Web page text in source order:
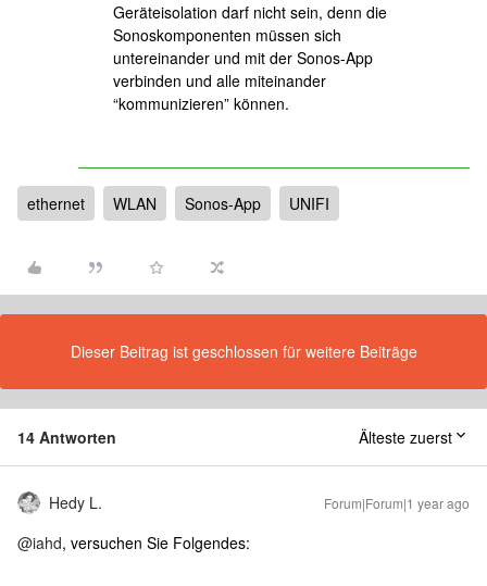
Geräteisolation darf nicht sein, denn die
Sonoskomponenten müssen sich
untereinander und mit der Sonos-App
verbinden und alle miteinander
“kommunizieren” können.
ethernet WLAN Sonos-App UNIFI
Dieser Beitrag ist geschlossen für weitere Beiträge
14 Antworten Älteste zuerst
Hedy L. Forum|Forum|1 year ago
@iahd, versuchen Sie Folgendes: